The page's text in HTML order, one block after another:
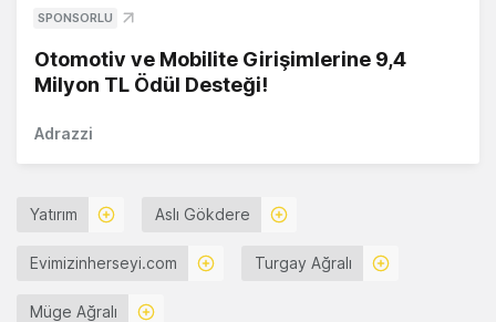
SPONSORLU
Otomotiv ve Mobilite Girişimlerine 9,4
Milyon TL Ödül Desteği!
Adrazzi
Yatırım Aslı Gökdere
Evimizinherseyi.com Turgay Ağralı
Müge Ağralı